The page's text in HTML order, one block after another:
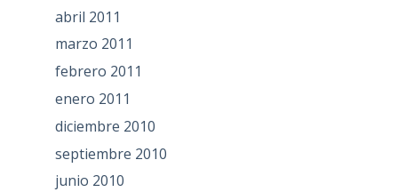
abril 2011
marzo 2011
febrero 2011
enero 2011
diciembre 2010
septiembre 2010
junio 2010